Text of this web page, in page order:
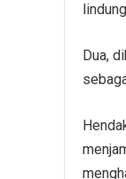
Dua,